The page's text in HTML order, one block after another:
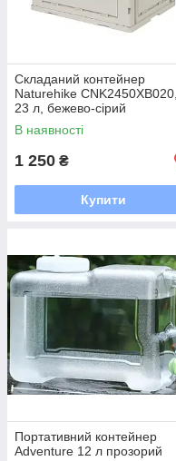
Складаний контейнер
Naturehike CNK2450XB020,
23 л, бежево-сірий
В наявності
1 250 ₴
Купити
Портативний контейнер
Adventure 12 л прозорий